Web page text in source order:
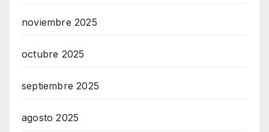
noviembre 2025
octubre 2025
septiembre 2025
agosto 2025